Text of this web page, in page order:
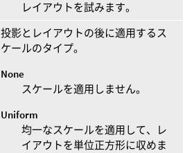
レイアウトを試みます。
投影とレイアウトの後に適用するス
ケールのタイプ。
None
スケールを適用しません。
Uniform
均一なスケールを適用して、レ
イアウトを単位正方形に収めま